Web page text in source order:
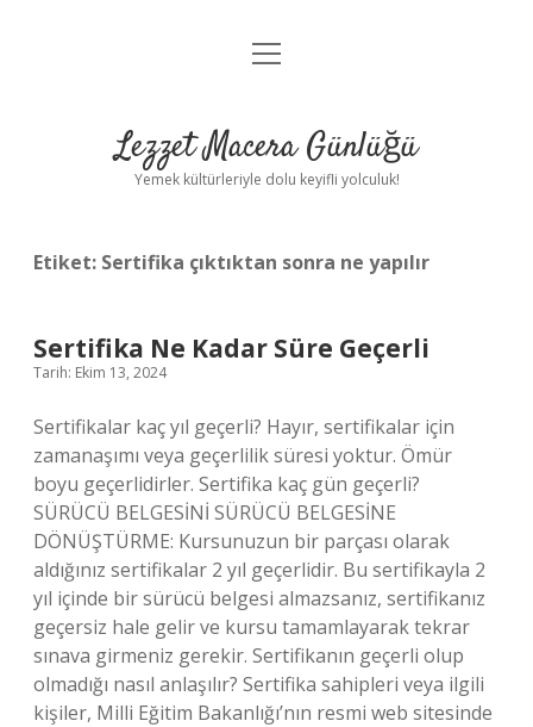
Anasayfa
Yasal Uyarı
menüyü
Lezzet Macera Günlüğü
Yemek kültürleriyle dolu keyifli yolculuk!
Etiket: Sertifika çıktıktan sonra ne yapılır
Sertifika Ne Kadar Süre Geçerli
Tarih: Ekim 13, 2024
Sertifikalar kaç yıl geçerli? Hayır, sertifikalar için
zamanaşımı veya geçerlilik süresi yoktur. Ömür
boyu geçerlidirler. Sertifika kaç gün geçerli?
SÜRÜCÜ BELGESİNİ SÜRÜCÜ BELGESİNE
DÖNÜŞTÜRME: Kursunuzun bir parçası olarak
aldığınız sertifikalar 2 yıl geçerlidir. Bu sertifikayla 2
yıl içinde bir sürücü belgesi almazsanız, sertifikanız
geçersiz hale gelir ve kursu tamamlayarak tekrar
sınava girmeniz gerekir. Sertifikanın geçerli olup
olmadığı nasıl anlaşılır? Sertifika sahipleri veya ilgili
kişiler, Milli Eğitim Bakanlığı’nın resmi web sitesinde